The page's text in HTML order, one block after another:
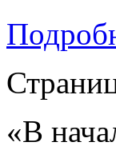
«В